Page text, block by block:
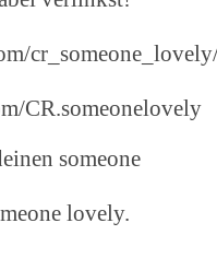
CR.someonelovely
someone
lovely.